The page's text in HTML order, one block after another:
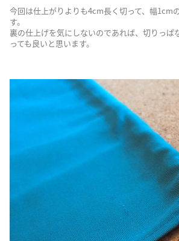
今回は仕上がりよりも4cm長く切って、幅1cm
す。
裏の仕上げを気にしないのであれば、切りっぱ
っても良いと思います。